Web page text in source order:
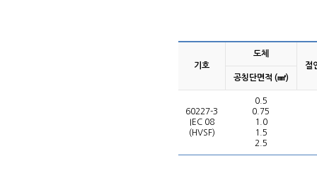
기호
도체
절
공칭단면적 (㎟)
60227-3
IEC 08
(HVSF)
0.5
0.75
1.0
1.5
2.5